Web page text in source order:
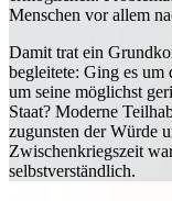
Menschen vor allem
Damit trat ein
begleitete: Ging es um
um seine möglichst
Staat? Moderne
zugunsten der Würde
Zwischenkriegszeit
selbstverständlich.